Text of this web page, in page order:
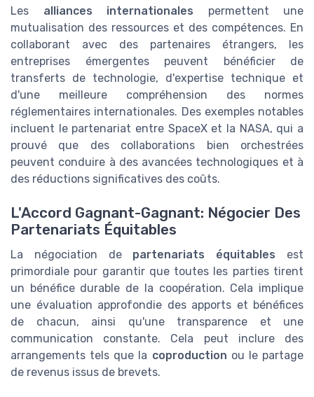
Les alliances internationales permettent une
mutualisation des ressources et des compétences. En
collaborant avec des partenaires étrangers, les
entreprises émergentes peuvent bénéficier de
transferts de technologie, d'expertise technique et
d'une meilleure compréhension des normes
réglementaires internationales. Des exemples notables
incluent le partenariat entre SpaceX et la NASA, qui a
prouvé que des collaborations bien orchestrées
peuvent conduire à des avancées technologiques et à
des réductions significatives des coûts.
L'Accord Gagnant-Gagnant: Négocier Des
Partenariats Équitables
La négociation de partenariats équitables est
primordiale pour garantir que toutes les parties tirent
un bénéfice durable de la coopération. Cela implique
une évaluation approfondie des apports et bénéfices
de chacun, ainsi qu'une transparence et une
communication constante. Cela peut inclure des
arrangements tels que la coproduction ou le partage
de revenus issus de brevets.